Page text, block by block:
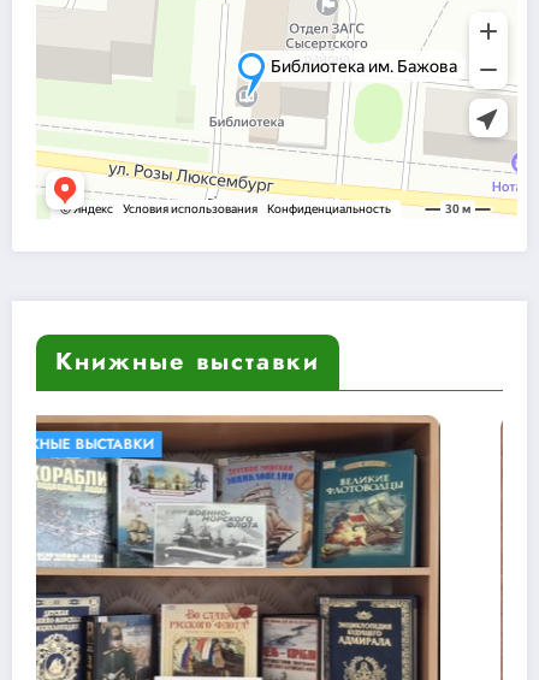
Книжные выставки
БИБЛИОТЕКИ В КНИГАХ КНИЖНЫЕ ВЫСТАВКИ